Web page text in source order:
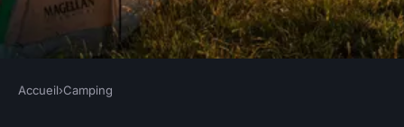
CAMPING
Accueil›Camping